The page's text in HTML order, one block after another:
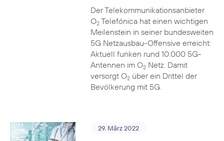
Der Telekommunikationsanbieter
O2Telefónica hat einen wichtigen
Meilenstein in seiner bundesweiten
5G Netzausbau-Offensive erreicht:
Aktuell funken rund 10.000 5G-
Antennen im O2Netz. Damit
versorgt O2über ein Drittel der
Bevölkerung mit 5G.
29. März 2022